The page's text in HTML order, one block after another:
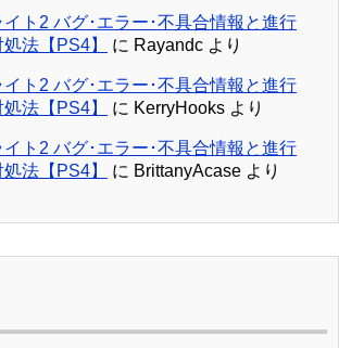
イト2 バグ･エラー･不具合情報と進行
法【PS4】
に Rayandc より
イト2 バグ･エラー･不具合情報と進行
法【PS4】
に KerryHooks より
イト2 バグ･エラー･不具合情報と進行
法【PS4】
に BrittanyAcase より